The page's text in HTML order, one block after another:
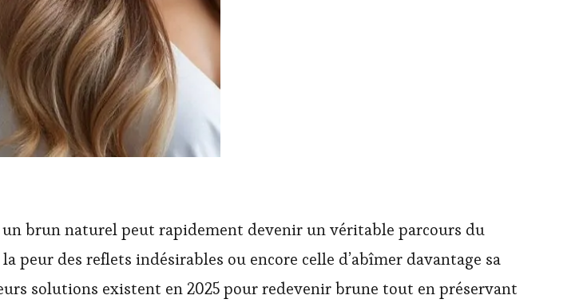
un brun naturel peut rapidement devenir un véritable parcours du
peur des reflets indésirables ou encore celle d’abîmer davantage sa
solutions existent en 2025 pour redevenir brune tout en préservant